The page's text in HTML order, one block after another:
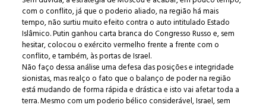
com o conflito, já que o poderio aliado, na região há mais
tempo, não surtiu muito efeito contra o auto intitulado Estado
Islâmico. Putin ganhou carta branca do Congresso Russo e, sem
hesitar, colocou o exército vermelho frente a frente com o
conflito, e também, às portas de Israel.
Não faço dessa análise uma defesa das posições e integridade
sionistas, mas realço o fato que o balanço de poder na região
está mudando de forma rápida e drástica e isto vai afetar toda a
terra. Mesmo com um poderio bélico considerável, Israel, sem